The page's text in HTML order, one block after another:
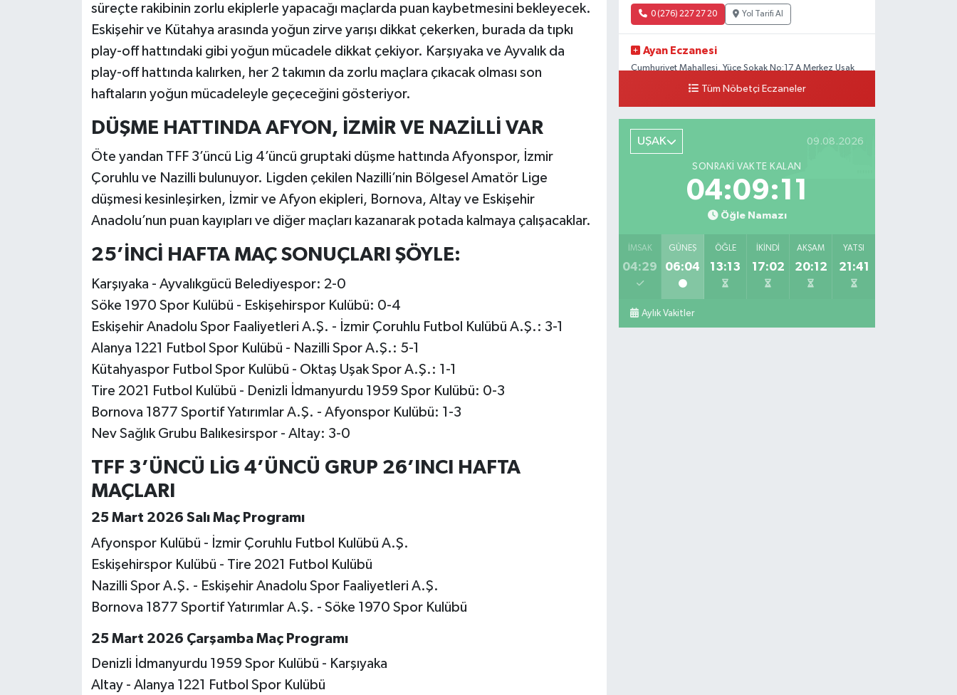
süreçte rakibinin zorlu ekiplerle yapacağı maçlarda puan kaybetmesini bekleyecek.
Eskişehir ve Kütahya arasında yoğun zirve yarışı dikkat çekerken, burada da tıpkı
play-off hattındaki gibi yoğun mücadele dikkat çekiyor. Karşıyaka ve Ayvalık da
play-off hattında kalırken, her 2 takımın da zorlu maçlara çıkacak olması son
haftaların yoğun mücadeleyle geçeceğini gösteriyor.
DÜŞME HATTINDA AFYON, İZMİR VE NAZİLLİ VAR
Öte yandan TFF 3’üncü Lig 4’üncü gruptaki düşme hattında Afyonspor, İzmir
Çoruhlu ve Nazilli bulunuyor. Ligden çekilen Nazilli’nin Bölgesel Amatör Lige
düşmesi kesinleşirken, İzmir ve Afyon ekipleri, Bornova, Altay ve Eskişehir
Anadolu’nun puan kayıpları ve diğer maçları kazanarak potada kalmaya çalışacaklar.
25’İNCİ HAFTA MAÇ SONUÇLARI ŞÖYLE:
Karşıyaka - Ayvalıkgücü Belediyespor: 2-0
Söke 1970 Spor Kulübü - Eskişehirspor Kulübü: 0-4
Eskişehir Anadolu Spor Faaliyetleri A.Ş. - İzmir Çoruhlu Futbol Kulübü A.Ş.: 3-1
Alanya 1221 Futbol Spor Kulübü - Nazilli Spor A.Ş.: 5-1
Kütahyaspor Futbol Spor Kulübü - Oktaş Uşak Spor A.Ş.: 1-1
Tire 2021 Futbol Kulübü - Denizli İdmanyurdu 1959 Spor Kulübü: 0-3
Bornova 1877 Sportif Yatırımlar A.Ş. - Afyonspor Kulübü: 1-3
Nev Sağlık Grubu Balıkesirspor - Altay: 3-0
TFF 3’ÜNCÜ LİG 4’ÜNCÜ GRUP 26’INCI HAFTA
MAÇLARI
25 Mart 2026 Salı Maç Programı
Afyonspor Kulübü - İzmir Çoruhlu Futbol Kulübü A.Ş.
Eskişehirspor Kulübü - Tire 2021 Futbol Kulübü
Nazilli Spor A.Ş. - Eskişehir Anadolu Spor Faaliyetleri A.Ş.
Bornova 1877 Sportif Yatırımlar A.Ş. - Söke 1970 Spor Kulübü
25 Mart 2026 Çarşamba Maç Programı
Denizli İdmanyurdu 1959 Spor Kulübü - Karşıyaka
Altay - Alanya 1221 Futbol Spor Kulübü
0 (276) 227 27 20 Yol Tarifi Al
Ayan Eczanesi
Cumhuriyet Mahallesi, Yüce Sokak No:17 A Merkez Uşak
0 (276) 224 55 65 Yol Tarifi Al
Tüm Nöbetçi Eczaneler
UŞAK 09.08.2026
SONRAKI VAKTE KALAN
04:09:10
Öğle Namazı
İMSAK
04:29
GÜNEŞ
06:04
ÖĞLE
13:13
İKINDI
17:02
AKŞAM
20:12
YATSI
21:41
Aylık Vakitler